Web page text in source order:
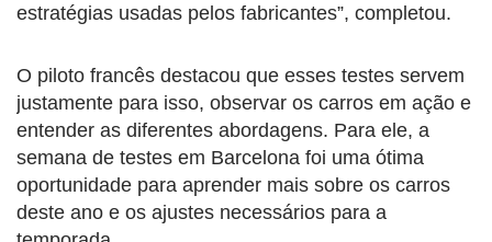
estratégias usadas pelos fabricantes”, completou.
O piloto francês destacou que esses testes servem
justamente para isso, observar os carros em ação e
entender as diferentes abordagens. Para ele, a
semana de testes em Barcelona foi uma ótima
oportunidade para aprender mais sobre os carros
deste ano e os ajustes necessários para a